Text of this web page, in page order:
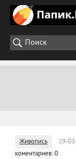
Живопись 29-
коментариев: 0